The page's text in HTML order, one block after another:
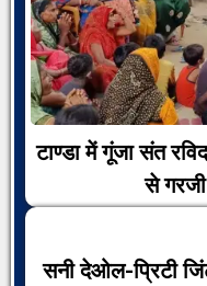
टाण्डा में गूंजा संत
से
सनी देओल-प्रिटी